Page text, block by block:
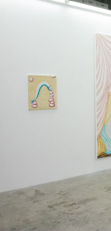
「敗因分析は一切聞かれなかった
「目標達成できなかったからと言
いまさら聞けない資産運用のすべて